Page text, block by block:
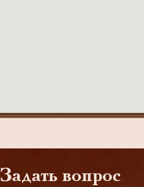
Задать вопрос